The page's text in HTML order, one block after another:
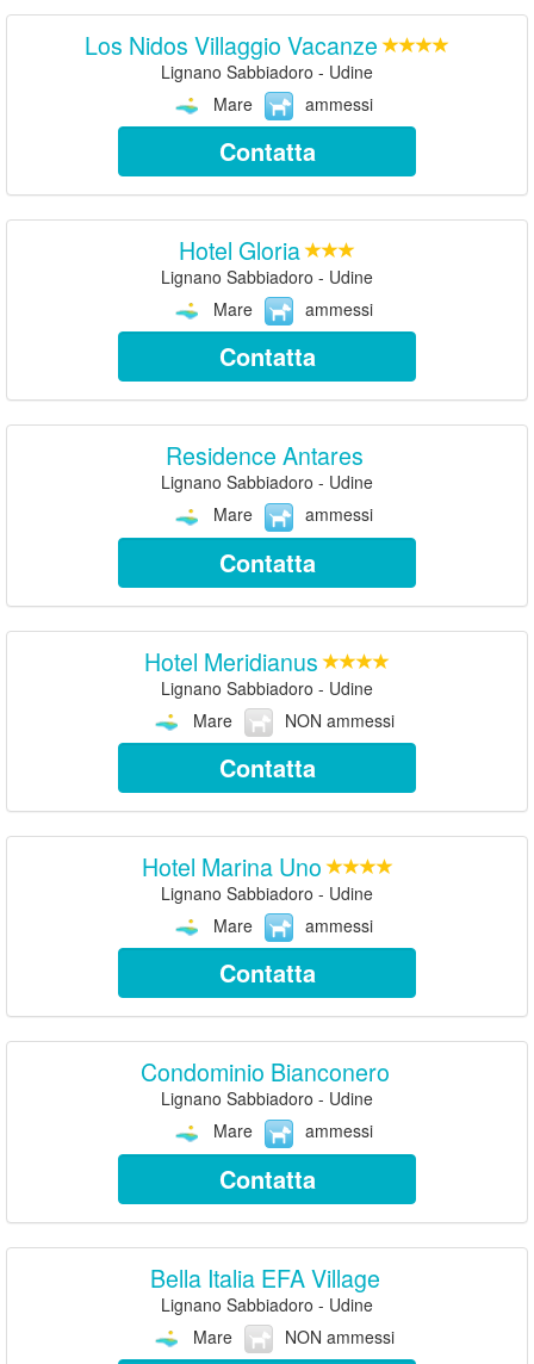
Los Nidos Villaggio Vacanze
Lignano Sabbiadoro - Udine
Mare
ammessi
Contatta
Hotel Gloria
Lignano Sabbiadoro - Udine
Mare
ammessi
Contatta
Residence Antares
Lignano Sabbiadoro - Udine
Mare
ammessi
Contatta
Hotel Meridianus
Lignano Sabbiadoro - Udine
Mare
NON ammessi
Contatta
Hotel Marina Uno
Lignano Sabbiadoro - Udine
Mare
ammessi
Contatta
Condominio Bianconero
Lignano Sabbiadoro - Udine
Mare
ammessi
Contatta
Bella Italia EFA Village
Lignano Sabbiadoro - Udine
Mare
NON ammessi